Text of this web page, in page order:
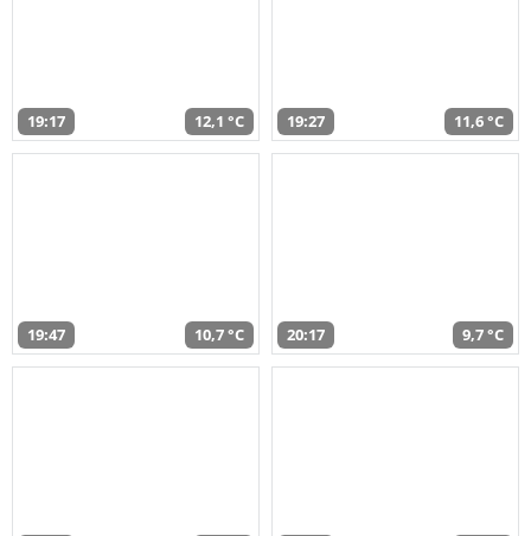
19:17 12,1 °C 19:27 11,6 °C
19:47 10,7 °C 20:17 9,7 °C